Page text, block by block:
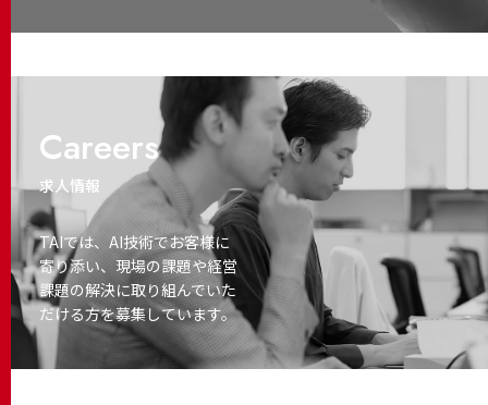
Careers
求人情報
TAIでは、AI技術でお客様に
寄り添い、 現場の課題や経営
課題の解決に取り組んでいた
だける方を募集しています。